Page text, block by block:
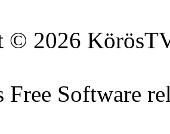
© 2026
Free Software